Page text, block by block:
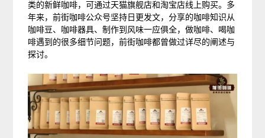
类的新鲜咖啡，可通过天猫旗舰店和淘宝店线上购买。多
年来，前街咖啡公众号坚持日更发文，分享的咖啡知识从
咖啡豆、咖啡器具、制作到风味一应俱全，做咖啡、喝咖
啡遇到的很多细节问题，前街咖啡都曾做过详尽的阐述与
探讨。